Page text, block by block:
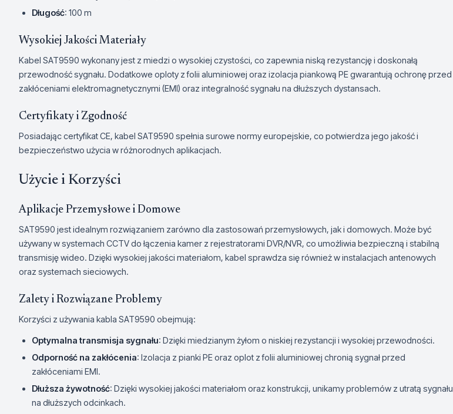
Długość: 100 m
Wysokiej Jakości Materiały
Kabel SAT9590 wykonany jest z miedzi o wysokiej czystości, co zapewnia niską rezystancję i doskonałą
przewodność sygnału. Dodatkowe oploty z folii aluminiowej oraz izolacja piankową PE gwarantują ochronę przed
zakłóceniami elektromagnetycznymi (EMI) oraz integralność sygnału na dłuższych dystansach.
Certyfikaty i Zgodność
Posiadając certyfikat CE, kabel SAT9590 spełnia surowe normy europejskie, co potwierdza jego jakość i
bezpieczeństwo użycia w różnorodnych aplikacjach.
Użycie i Korzyści
Aplikacje Przemysłowe i Domowe
SAT9590 jest idealnym rozwiązaniem zarówno dla zastosowań przemysłowych, jak i domowych. Może być
używany w systemach CCTV do łączenia kamer z rejestratorami DVR/NVR, co umożliwia bezpieczną i stabilną
transmisję wideo. Dzięki wysokiej jakości materiałom, kabel sprawdza się również w instalacjach antenowych
oraz systemach sieciowych.
Zalety i Rozwiązane Problemy
Korzyści z używania kabla SAT9590 obejmują:
Optymalna transmisja sygnału: Dzięki miedzianym żyłom o niskiej rezystancji i wysokiej przewodności.
Odporność na zakłócenia: Izolacja z pianki PE oraz oplot z folii aluminiowej chronią sygnał przed
zakłóceniami EMI.
Dłuższa żywotność: Dzięki wysokiej jakości materiałom oraz konstrukcji, unikamy problemów z utratą sygnału
na dłuższych odcinkach.